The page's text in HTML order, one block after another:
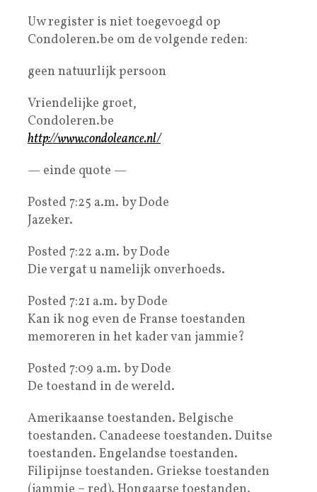
Uw register is niet toegevoegd op
Condoleren.be om de volgende reden:
geen natuurlijk persoon
Vriendelijke groet,
Condoleren.be
http://www.condoleance.nl/
— einde quote —
Posted 7:25 a.m. by Dode
Jazeker.
Posted 7:22 a.m. by Dode
Die vergat u namelijk onverhoeds.
Posted 7:21 a.m. by Dode
Kan ik nog even de Franse toestanden
memoreren in het kader van jammie?
Posted 7:09 a.m. by Dode
De toestand in de wereld.
Amerikaanse toestanden. Belgische
toestanden. Canadeese toestanden. Duitse
toestanden. Engelandse toestanden.
Filipijnse toestanden. Griekse toestanden